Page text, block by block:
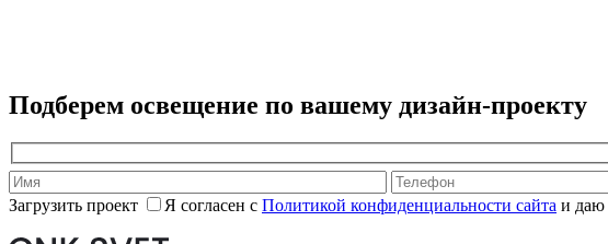
Подберем освещение по вашему дизайн-проекту
Загрузить проект Я согласен с Политикой конфиденциальности сайта и даю